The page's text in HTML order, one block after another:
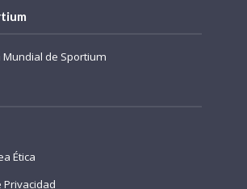
Mundial de Sportium
Ética
Privacidad